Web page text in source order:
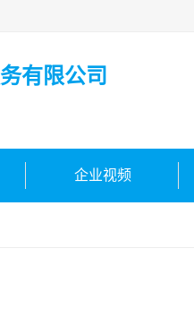
有限公司
企业视频